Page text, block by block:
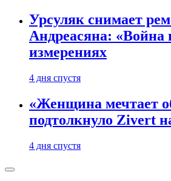
Урсуляк снимает
Андреасяна: «Война
измерениях
4 дня спустя
«Женщина мечтает
подтолкнуло Zivert
4 дня спустя